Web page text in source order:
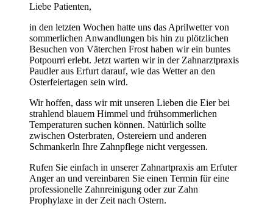
Liebe Patienten,
in den letzten Wochen hatte uns das Aprilwetter von
sommerlichen Anwandlungen bis hin zu plötzlichen
Besuchen von Väterchen Frost haben wir ein buntes
Potpourri erlebt. Jetzt warten wir in der Zahnarztpraxis
Paudler aus Erfurt darauf, wie das Wetter an den
Osterfeiertagen sein wird.
Wir hoffen, dass wir mit unseren Lieben die Eier bei
strahlend blauem Himmel und frühsommerlichen
Temperaturen suchen können. Natürlich sollte
zwischen Osterbraten, Ostereiern und anderen
Schmankerln Ihre Zahnpflege nicht vergessen.
Rufen Sie einfach in unserer Zahnartpraxis am Erfuter
Anger an und vereinbaren Sie einen Termin für eine
professionelle Zahnreinigung oder zur Zahn
Prophylaxe in der Zeit nach Ostern.